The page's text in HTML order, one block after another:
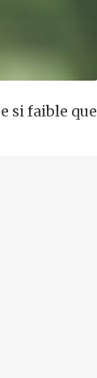
si faible que